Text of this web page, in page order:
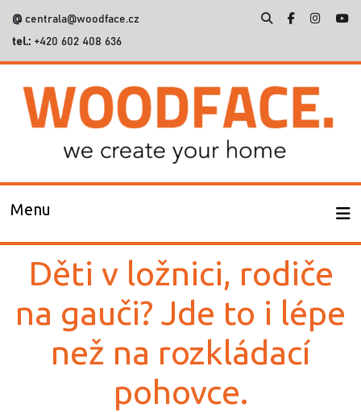
@ centrala@woodface.cz
tel.: +420 602 408 636
Menu
Děti v ložnici, rodiče
na gauči? Jde to i lépe
než na rozkládací
pohovce.